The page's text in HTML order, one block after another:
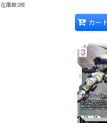
在庫数2枚
カー